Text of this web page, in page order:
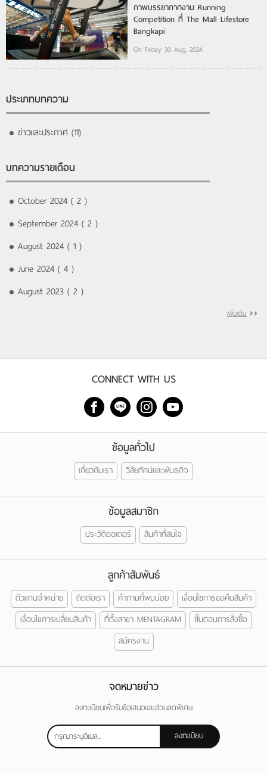
ภาพบรรยากาศงาน Running
Competition ที่ The Mall Lifestore
Bangkapi
On Friday 30 Aug, 2024
ประเภทบทความ
ข่าวและประกาศ (11)
บทความรายเดือน
October 2024 ( 2 )
September 2024 ( 2 )
August 2024 ( 1 )
June 2024 ( 4 )
August 2023 ( 2 )
เพิ่มเติม
CONNECT WITH US
ข้อมูลทั่วไป
เกี่ยวกับเรา วิสัยทัศน์และพันธกิจ
ข้อมูลสมาชิก
ประวัติออเดอร์ สินค้าที่สนใจ
ลูกค้าสัมพันธ์
ตัวแทนจำหน่าย ติดต่อเรา คำถามที่พบบ่อย
เงื่อนไขการขอคืนสินค้า
เงื่อนไขการเปลี่ยนสินค้า
ที่ตั้งสาขา MENTAGRAM
ขั้นตอนการสั่งซื้อ
สมัครงาน
จดหมายข่าว
ลงทะเบียนเพื่อรับข้อเสนอและส่วนลดพิเศษ
ลงทะเบียน